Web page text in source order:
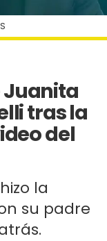
Juanita
tras la
del
la
su padre